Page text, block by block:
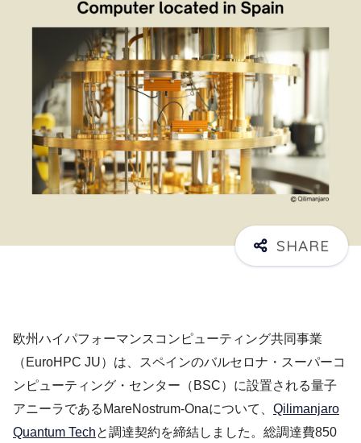
欧州ハイパフォーマンスコンピューティング共同事業
（EuroHPC JU）は、スペインのバルセロナ・スーパーコ
ンピューティング・センター（BSC）に設置される量子
アニーラであるMareNostrum-Onaについて、 Qilimanjaro
Quantum Techと調達契約を締結しました。総調達費850